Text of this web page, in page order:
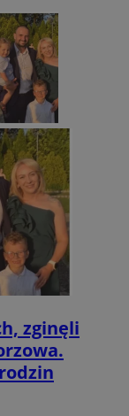
zginęli